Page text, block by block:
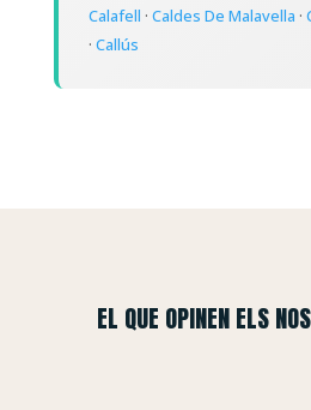
Calafell · Caldes De Malavella ·
· Callús
EL QUE OPINEN ELS